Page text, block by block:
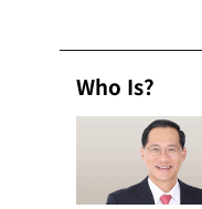
Who Is?